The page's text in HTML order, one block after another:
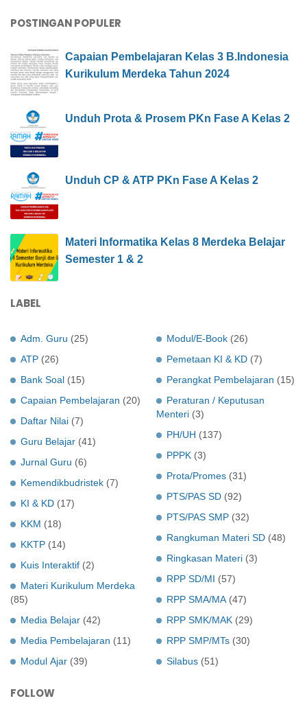
POSTINGAN POPULER
Capaian Pembelajaran Kelas 3 B.Indonesia
Kurikulum Merdeka Tahun 2024
Unduh Prota & Prosem PKn Fase A Kelas 2
Unduh CP & ATP PKn Fase A Kelas 2
Materi Informatika Kelas 8 Merdeka Belajar
Semester 1 & 2
LABEL
Adm. Guru (25)
ATP (26)
Bank Soal (15)
Capaian Pembelajaran (20)
Daftar Nilai (7)
Guru Belajar (41)
Jurnal Guru (6)
Kemendikbudristek (7)
KI & KD (17)
KKM (18)
KKTP (14)
Kuis Interaktif (2)
Materi Kurikulum Merdeka
(85)
Media Belajar (42)
Media Pembelajaran (11)
Modul Ajar (39)
Modul/E-Book (26)
Pemetaan KI & KD (7)
Perangkat Pembelajaran (15)
Peraturan / Keputusan
Menteri (3)
PH/UH (137)
PPPK (3)
Prota/Promes (31)
PTS/PAS SD (92)
PTS/PAS SMP (32)
Rangkuman Materi SD (48)
Ringkasan Materi (3)
RPP SD/MI (57)
RPP SMA/MA (47)
RPP SMK/MAK (29)
RPP SMP/MTs (30)
Silabus (51)
FOLLOW